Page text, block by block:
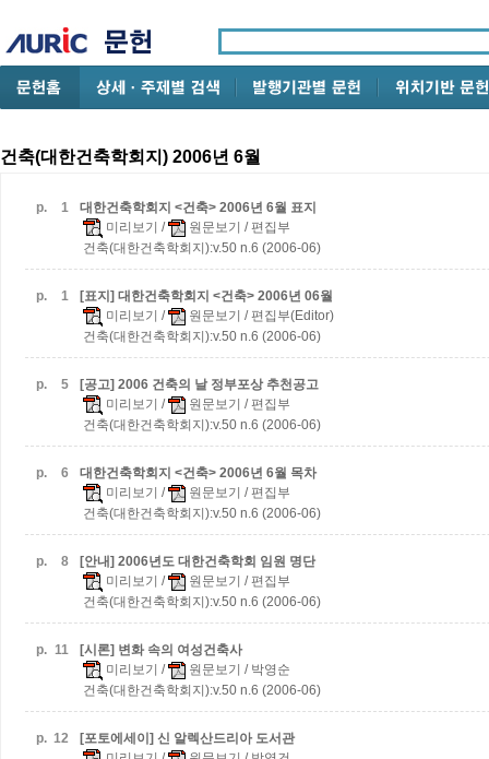
건축(대한건축학회지) 2006년 6월
p. 1
대한건축학회지 <건축> 2006년 6월 표지
미리보기 / 원문보기 / 편집부
건축(대한건축학회지):v.50 n.6 (2006-06)
p. 1
[표지] 대한건축학회지 <건축> 2006년 06월
미리보기 / 원문보기 / 편집부(Editor)
건축(대한건축학회지):v.50 n.6 (2006-06)
p. 5
[공고] 2006 건축의 날 정부포상 추천공고
미리보기 / 원문보기 / 편집부
건축(대한건축학회지):v.50 n.6 (2006-06)
p. 6
대한건축학회지 <건축> 2006년 6월 목차
미리보기 / 원문보기 / 편집부
건축(대한건축학회지):v.50 n.6 (2006-06)
p. 8
[안내] 2006년도 대한건축학회 임원 명단
미리보기 / 원문보기 / 편집부
건축(대한건축학회지):v.50 n.6 (2006-06)
p. 11
[시론] 변화 속의 여성건축사
미리보기 / 원문보기 / 박영순
건축(대한건축학회지):v.50 n.6 (2006-06)
p. 12
[포토에세이] 신 알렉산드리아 도서관